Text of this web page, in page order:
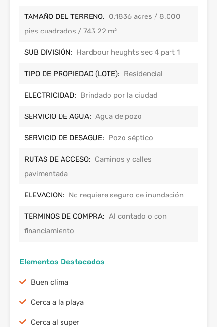
TAMAÑO DEL TERRENO:
0.1836 acres / 8,000
pies cuadrados / 743.22 m²
SUB DIVISIÓN: Hardbour heughts sec 4 part 1
TIPO DE PROPIEDAD (LOTE): Residencial
ELECTRICIDAD: Brindado por la ciudad
SERVICIO DE AGUA: Agua de pozo
SERVICIO DE DESAGUE: Pozo séptico
RUTAS DE ACCESO:
Caminos y calles
pavimentada
ELEVACION: No requiere seguro de inundación
TERMINOS DE COMPRA: Al contado o con
financiamiento
Elementos Destacados
Buen clima
Cerca a la playa
Cerca al super